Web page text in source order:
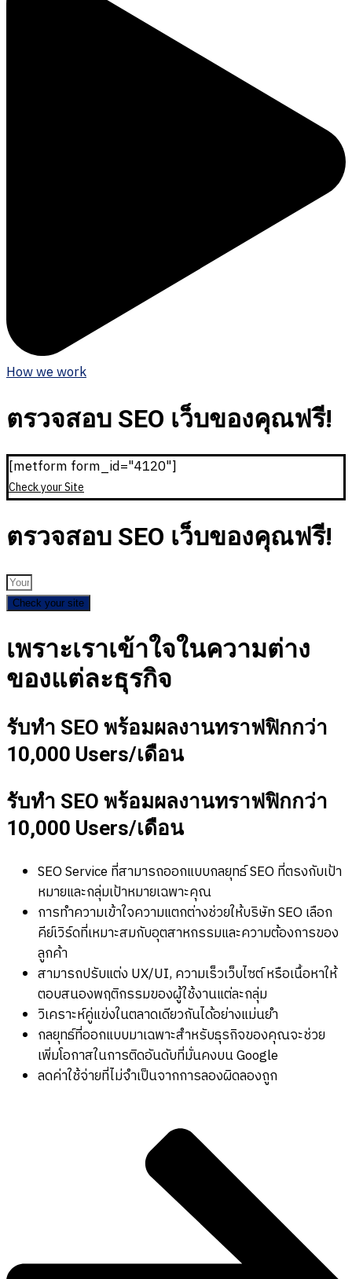
How we work
ตรวจสอบ SEO เว็บของคุณฟรี!
[metform form_id="4120"]
Check your Site
ตรวจสอบ SEO เว็บของคุณฟรี!
Check your site
เพราะเราเข้าใจในความต่าง
ของแต่ละธุรกิจ
รับทำ SEO พร้อมผลงานทราฟฟิกกว่า
10,000 Users/เดือน
รับทำ SEO พร้อมผลงานทราฟฟิกกว่า
10,000 Users/เดือน
SEO Service ที่สามารถออกแบบกลยุทธ์ SEO ที่ตรงกับเป้า
หมายและกลุ่มเป้าหมายเฉพาะคุณ
การทำความเข้าใจความแตกต่างช่วยให้บริษัท SEO เลือก
คีย์เวิร์ดที่เหมาะสมกับอุตสาหกรรมและความต้องการของ
ลูกค้า
สามารถปรับแต่ง UX/UI, ความเร็วเว็บไซต์ หรือเนื้อหาให้
ตอบสนองพฤติกรรมของผู้ใช้งานแต่ละกลุ่ม
วิเคราะห์คู่แข่งในตลาดเดียวกันได้อย่างแม่นยำ
กลยุทธ์ที่ออกแบบมาเฉพาะสำหรับธุรกิจของคุณจะช่วย
เพิ่มโอกาสในการติดอันดับที่มั่นคงบน Google
ลดค่าใช้จ่ายที่ไม่จำเป็นจากการลองผิดลองถูก